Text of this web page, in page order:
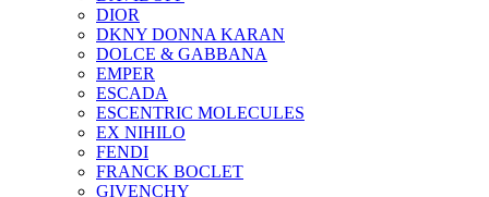
DIOR
DKNY DONNA KARAN
DOLCE & GABBANA
EMPER
ESCADA
ESCENTRIC MOLECULES
EX NIHILO
FENDI
FRANCK BOCLET
GIVENCHY